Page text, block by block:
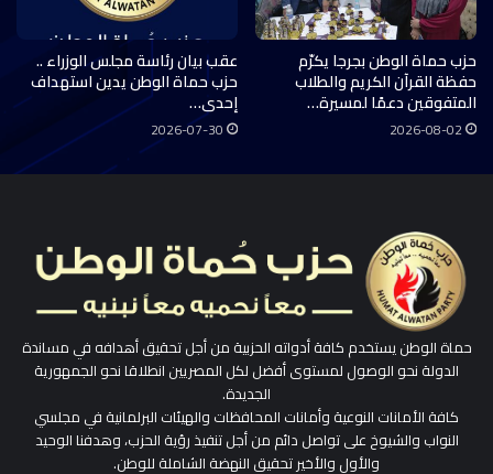
حزب حماة الوطن بجرجا يكرّم
حفظة القرآن الكريم والطلاب
المتفوقين دعمًا لمسيرة…
2026-08-02
عقب بيان رئاسة مجلس الوزراء ..
حزب حماة الوطن يدين استهداف
إحدى…
2026-07-30
حماة الوطن يستخدم كافة أدواته الحزبية من أجل تحقيق أهدافه في مساندة
الدولة نحو الوصول لمستوى أفضل لكل المصريين انطلاقا نحو الجمهورية
الجديدة.
كافة الأمانات النوعية وأمانات المحافظات والهيئات البرلمانية في مجلسي
النواب والشيوخ على تواصل دائم من أجل تنفيذ رؤية الحزب، وهدفنا الوحيد
والأول والأخير تحقيق النهضة الشاملة للوطن.